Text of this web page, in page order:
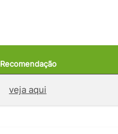
Recomendação
veja aqui